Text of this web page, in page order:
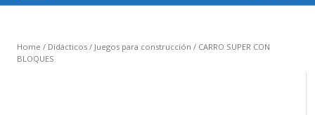
Educativos
Home / Didácticos / Juegos para construcción / CARRO SUPER CON
BLOQUES